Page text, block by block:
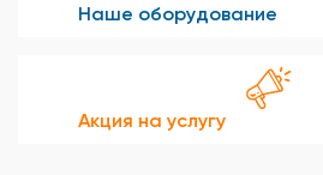
Наше оборудование
Акция на услугу